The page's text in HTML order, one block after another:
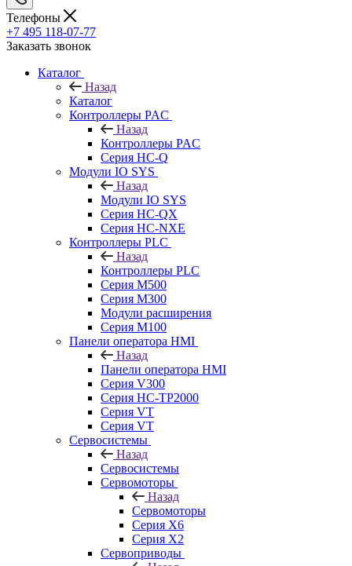
Телефоны
+7 495 118-07-77
Заказать звонок
Каталог
Назад
Каталог
Контроллеры PAC
Назад
Контроллеры PAC
Серия HC-Q
Модули IO SYS
Назад
Модули IO SYS
Серия HC-QX
Серия HC-NXE
Контроллеры PLC
Назад
Контроллеры PLC
Серия M500
Серия M300
Модули расширения
Серия M100
Панели оператора HMI
Назад
Панели оператора HMI
Серия V300
Серия HC-TP2000
Серия VT
Серия VT
Сервосистемы
Назад
Сервосистемы
Сервомоторы
Назад
Сервомоторы
Серия X6
Серия X2
Сервоприводы